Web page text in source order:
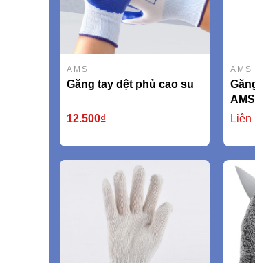
AMS
Găng tay dệt phủ cao su
12.500₫
AMS
Liên